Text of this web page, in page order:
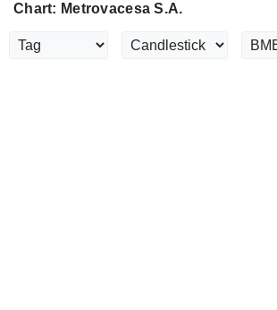
Chart: Metrovacesa S.A.